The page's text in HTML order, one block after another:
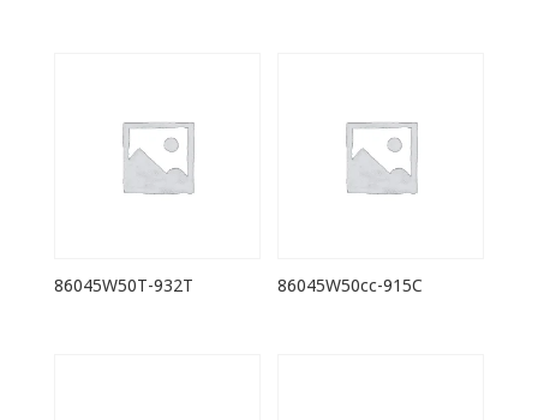
86045W50T-932T 86045W50cc-915C